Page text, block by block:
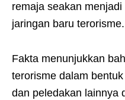
remaja seakan
jaringan baru terorisme.
Fakta menunjukkan
terorisme dalam
dan peledakan lainnya